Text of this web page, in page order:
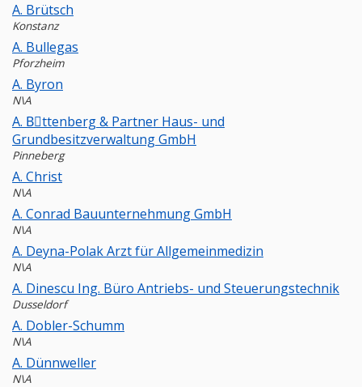
A. Brütsch
Konstanz
A. Bullegas
Pforzheim
A. Byron
N\A
A. Bِttenberg & Partner Haus- und
Grundbesitzverwaltung GmbH
Pinneberg
A. Christ
N\A
A. Conrad Bauunternehmung GmbH
N\A
A. Deyna-Polak Arzt für Allgemeinmedizin
N\A
A. Dinescu Ing. Büro Antriebs- und Steuerungstechnik
Dusseldorf
A. Dobler-Schumm
N\A
A. Dünnweller
N\A